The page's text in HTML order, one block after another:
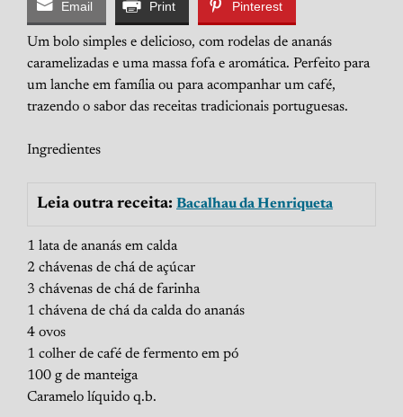
Email Print Pinterest
Um bolo simples e delicioso, com rodelas de ananás
caramelizadas e uma massa fofa e aromática. Perfeito para
um lanche em família ou para acompanhar um café,
trazendo o sabor das receitas tradicionais portuguesas.
Ingredientes
Leia outra receita: Bacalhau da Henriqueta
1 lata de ananás em calda
2 chávenas de chá de açúcar
3 chávenas de chá de farinha
1 chávena de chá da calda do ananás
4 ovos
1 colher de café de fermento em pó
100 g de manteiga
Caramelo líquido q.b.